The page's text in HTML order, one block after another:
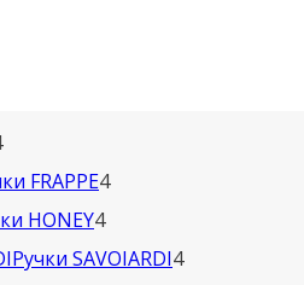
4
товара
FRAPPE44
HONEY44
товара
Ручки SAVOIARDI44